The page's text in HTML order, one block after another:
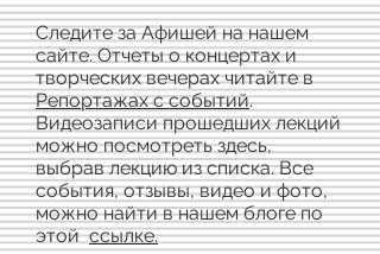
Следите за Афишей на нашем
сайте. Отчеты о концертах и
творческих вечерах читайте в
Репортажах с событий.
Видеозаписи прошедших лекций
можно посмотреть здесь,
выбрав лекцию из списка. Все
события, отзывы, видео и фото,
можно найти в нашем блоге по
этойссылке.